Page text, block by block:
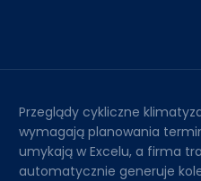
Przeglądy cykliczne
wymagają planowania
umykają w Excelu, a firma
automatycznie generuje